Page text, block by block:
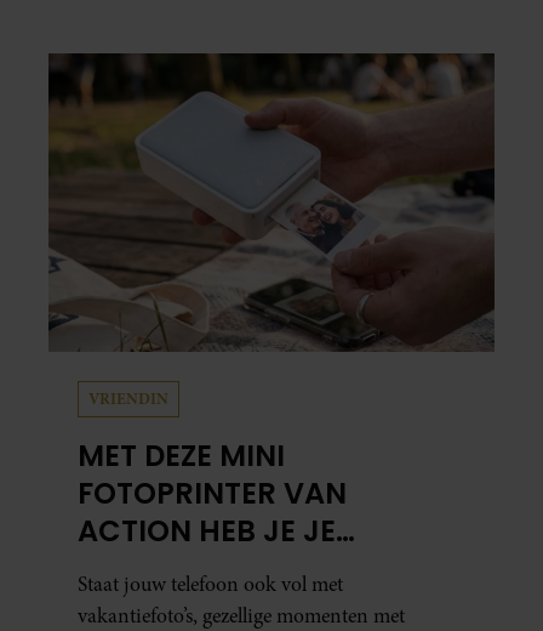
Leidsedwarsstraat roept een stortvloed aan
herinneringen op. Daar begon hun leven
samen en werd dochter Lola geboren.
VRIENDIN
MET DEZE MINI
FOTOPRINTER VAN
ACTION HEB JE JE
FAVORIETE FOTO’S BINNEN
ÉÉN MINUUT IN HANDEN
Staat jouw telefoon ook vol met
vakantiefoto’s, gezellige momenten met